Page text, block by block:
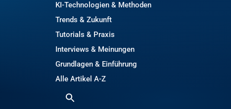
KI-Technologien & Methoden
Trends & Zukunft
Tutorials & Praxis
Interviews & Meinungen
Grundlagen & Einführung
Alle Artikel A-Z